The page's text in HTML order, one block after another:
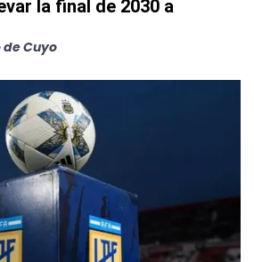
la final de 2030 a
de Cuyo